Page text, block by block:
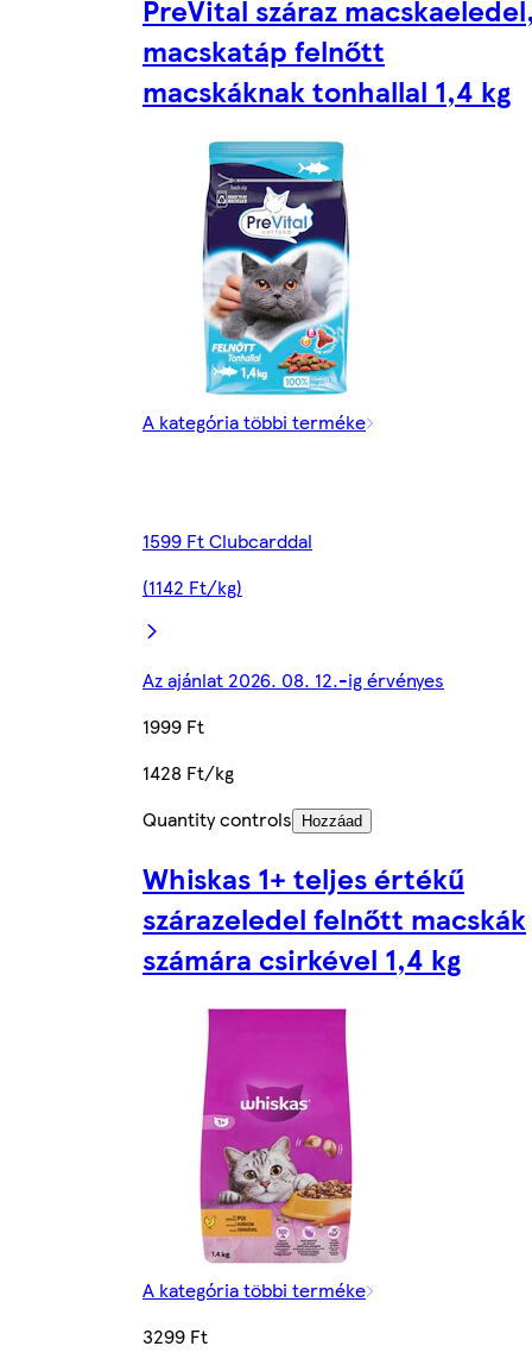
PreVital száraz
macskatáp felnőtt
macskáknak tonhallal 1,4 kg
A kategória többi terméke
1599 Ft Clubcarddal
(1142 Ft/kg)
Az ajánlat 2026. 08. 12.-ig érvényes
1999 Ft
1428 Ft/kg
Quantity controls
Hozzáad
Whiskas 1+ teljes értékű
szárazeledel felnőtt macskák
számára csirkével 1,4 kg
A kategória többi terméke
3299 Ft